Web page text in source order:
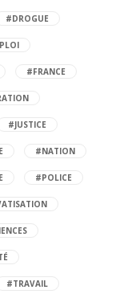
#DROGUE
#FRANCE
#JUSTICE
#NATION
#POLICE
#TRAVAIL